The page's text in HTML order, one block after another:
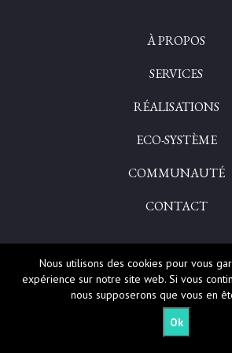
À PROPOS
SERVICES
RÉALISATIONS
ECO-SYSTÈME
COMMUNAUTÉ
CONTACT
©2026 Tous droits réservés à Flaviae |Mentions
www.celinefailleres.fr-
Nous utilisons des cookies pour vous
expérience sur notre site web. Si vous
nous supposerons que vous en
Ok